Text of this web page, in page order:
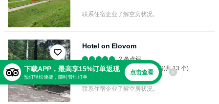
联系住宿企业了解空房状况。
Hotel on Elovom
联系住宿企业了解空房状况。
2 条点评
Chebarkul排名第 2 的特色住宿(共 13 个)
下载APP，最高享15%订单返现
预订轻松便捷，随时管理订单
点击查看